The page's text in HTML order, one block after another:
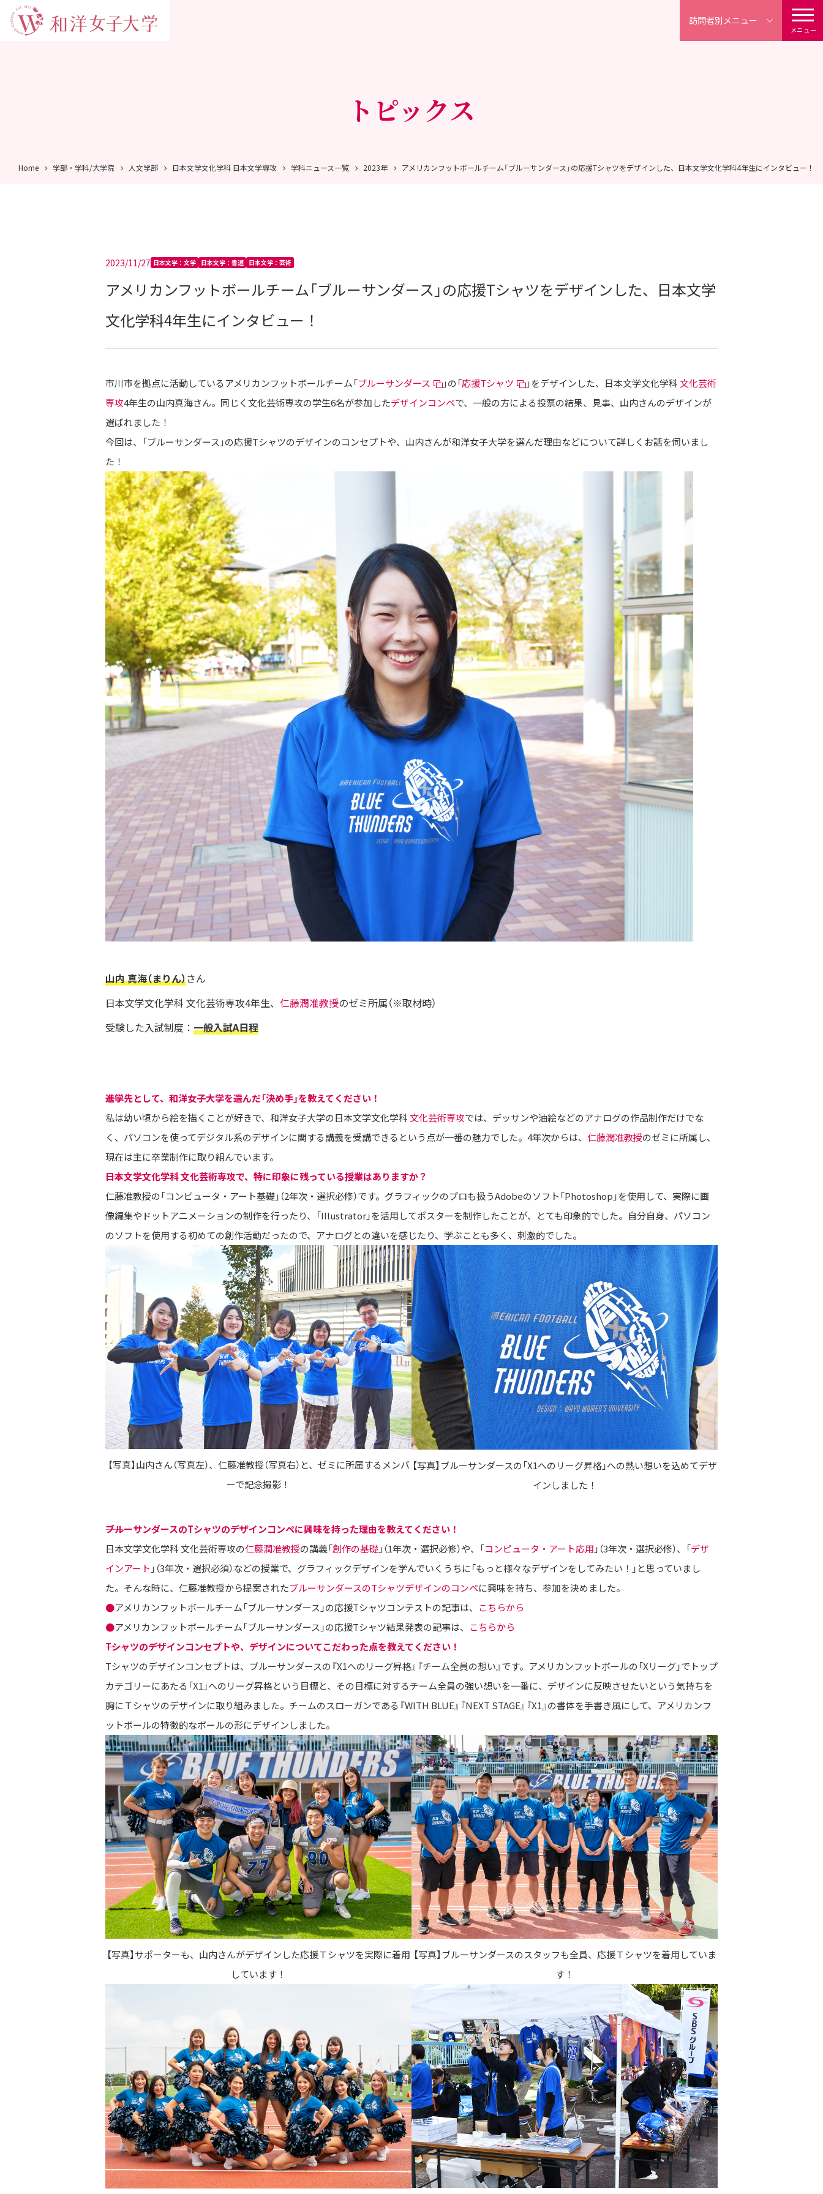
メニュー
訪問者別 メニュー
トピックス
Home 学部・学科/大学院 人文学部 日本文学文化学科 日本文学専攻 学科ニュース一覧 2023年 アメリカンフットボールチーム「ブルーサンダース」の応援Tシャツをデザインした、日本文学文化学科4年生にインタビュー！
2023/11/27 日本文学：文学 日本文学：書道 日本文学：芸術
アメリカンフットボールチーム「ブルーサンダース」の応援Tシャツをデザインした、日本文学
文化学科4年生にインタビュー！
市川市を拠点に活動しているアメリカンフットボールチーム「ブルーサンダース 」の「応援Tシャツ 」をデザインした、日本文学文化学科文化芸術
専攻4年生の山内真海さん。同じく文化芸術専攻の学生6名が参加したデザインコンペで、一般の方による投票の結果、見事、山内さんのデザインが
選ばれました！
今回は、「ブルーサンダース」の応援Tシャツのデザインのコンセプトや、山内さんが和洋女子大学を選んだ理由などについて詳しくお話を伺いまし
た！
山内 真海（まりん）さん
日本文学文化学科 文化芸術専攻4年生、 仁藤潤准教授のゼミ所属（※取材時）
受験した入試制度： 一般入試A日程
――進学先として、和洋女子大学を選んだ「決め手」を教えてください！
私は幼い頃から絵を描くことが好きで、和洋女子大学の日本文学文化学科文化芸術専攻では、デッサンや油絵などのアナログの作品制作だけでな
く、パソコンを使ってデジタル系のデザインに関する講義を受講できるという点が一番の魅力でした。4年次からは、 仁藤潤准教授のゼミに所属し、
現在は主に卒業制作に取り組んでいます。
――日本文学文化学科 文化芸術専攻で、特に印象に残っている授業はありますか？
仁藤准教授の「コンピュータ・アート基礎」（2年次・選択必修）です。グラフィックのプロも扱うAdobeのソフト「Photoshop」を使用して、実際に画
像編集やドットアニメーションの制作を行ったり、「Illustrator」を活用してポスターを制作したことが、とても印象的でした。自分自身、パソコン
のソフトを使用する初めての創作活動だったので、アナログとの違いを感じたり、学ぶことも多く、刺激的でした。
【写真】山内さん（写真左）、仁藤准教授（写真右）と、ゼミに所属するメンバ
ーで記念撮影！
【写真】ブルーサンダースの「X1へのリーグ昇格」への熱い想いを込めてデザ
インしました！
――ブルーサンダースのTシャツのデザインコンペに興味を持った理由を教えてください！
日本文学文化学科 文化芸術専攻の仁藤潤准教授の講義「創作の基礎」（1年次・選択必修）や、「コンピュータ・アート応用 」（3年次・選択必修）、「デザ
インアート 」（3年次・選択必須）などの授業で、グラフィックデザインを学んでいくうちに「もっと様々なデザインをしてみたい！」と思っていまし
た。そんな時に、仁藤准教授から提案されたブルーサンダースのTシャツデザインのコンペに興味を持ち、参加を決めました。
●アメリカンフットボールチーム「ブルーサンダース」の応援Tシャツコンテストの記事は、 こちらから
●アメリカンフットボールチーム「ブルーサンダース」の応援Tシャツ結果発表の記事は、 こちらから
――Tシャツのデザインコンセプトや、デザインについてこだわった点を教えてください！
Tシャツのデザインコンセプトは、ブルーサンダースの『X1へのリーグ昇格』『チーム全員の想い』です。アメリカンフットボールの「Xリーグ」でトップ
カテゴリーにあたる「X1」へのリーグ昇格という目標と、その目標に対するチーム全員の強い想いを一番に、デザインに反映させたいという気持ちを
胸にＴシャツのデザインに取り組みました。チームのスローガンである『WITH BLUE』『NEXT STAGE』『X1』の書体を手書き風にして、アメリカンフ
ットボールの特徴的なボールの形にデザインしました。
【写真】サポーターも、山内さんがデザインした応援Ｔシャツを実際に着用
しています！
【写真】ブルーサンダースのスタッフも全員、応援Ｔシャツを着用していま
す！